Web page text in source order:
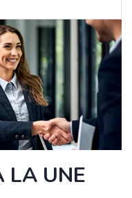
LA UNE